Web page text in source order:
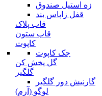
زه استیل صندوق
قفل زاپاس بند
قاب پلاک
قاب ستون
کاپوت
جک کاپوت
گل پخش کن
گلگیر
گارنیش دور گلگیر
لوگو (آرم)